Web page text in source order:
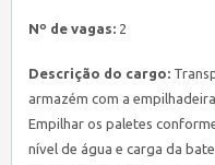
Nº de vagas: 2
Descrição do cargo:
armazém com a
Empilhar os paletes
nível de água e carga da